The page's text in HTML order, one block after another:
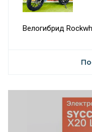
Велогибрид